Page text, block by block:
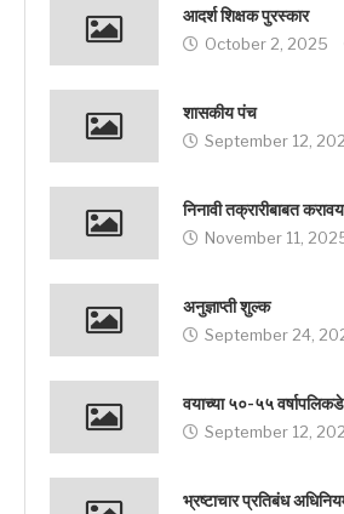
आदर्श शिक्षक पुरस्कार
October 2, 2025
शासकीय पंच
September 12,
निनावी तक्रारीबाबत
November 11,
अनुज्ञाप्ती शुल्क
September 24,
वयाच्या ५०-५५
September 12,
भ्रष्टाचार प्रतिबंध